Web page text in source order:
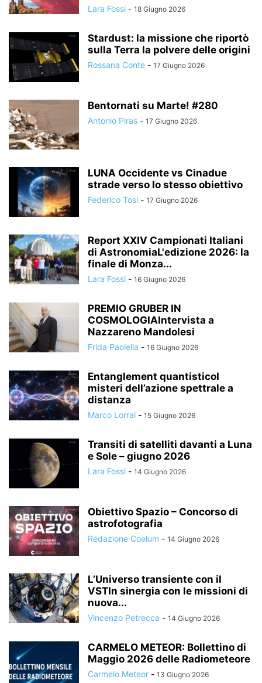
Lara Fossi - 18 Giugno 2026
Stardust: la missione che riportò
sulla Terra la polvere delle origini
Rossana Conte - 17 Giugno 2026
Bentornati su Marte! #280
Antonio Piras - 17 Giugno 2026
LUNA Occidente vs Cinadue
strade verso lo stesso obiettivo
Federico Tosi - 17 Giugno 2026
Report XXIV Campionati Italiani
di AstronomiaL'edizione 2026: la
finale di Monza...
Lara Fossi - 16 Giugno 2026
PREMIO GRUBER IN
COSMOLOGIAIntervista a
Nazzareno Mandolesi
Frida Paolella - 16 Giugno 2026
Entanglement quantisticoI
misteri dell’azione spettrale a
distanza
Marco Lorrai - 15 Giugno 2026
Transiti di satelliti davanti a Luna
e Sole – giugno 2026
Lara Fossi - 14 Giugno 2026
Obiettivo Spazio – Concorso di
astrofotografia
Redazione Coelum - 14 Giugno 2026
L’Universo transiente con il
VSTIn sinergia con le missioni di
nuova...
Vincenzo Petrecca - 14 Giugno 2026
CARMELO METEOR: Bollettino di
Maggio 2026 delle Radiometeore
Carmelo Meteor - 13 Giugno 2026